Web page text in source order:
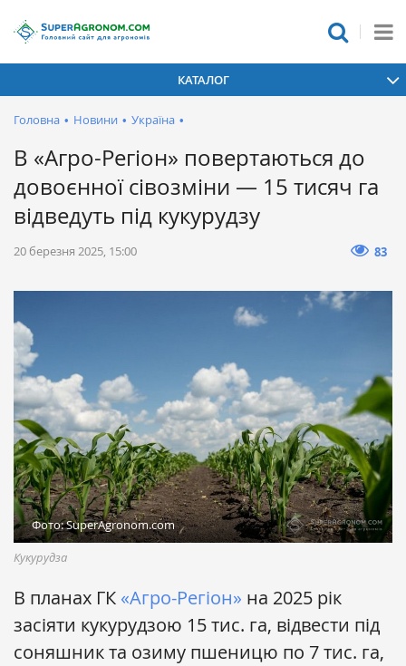
КАТАЛОГ
Головна • Новини • Україна •
В «Агро-Регіон» повертаються до
довоєнної сівозміни — 15 тисяч га
відведуть під кукурудзу
20 березня 2025, 15:00 83
Фото: SuperAgronom.com
Кукурудза
В планах ГК «Агро-Регіон» на 2025 рік
засіяти кукурудзою 15 тис. га, відвести під
соняшник та озиму пшеницю по 7 тис. га,